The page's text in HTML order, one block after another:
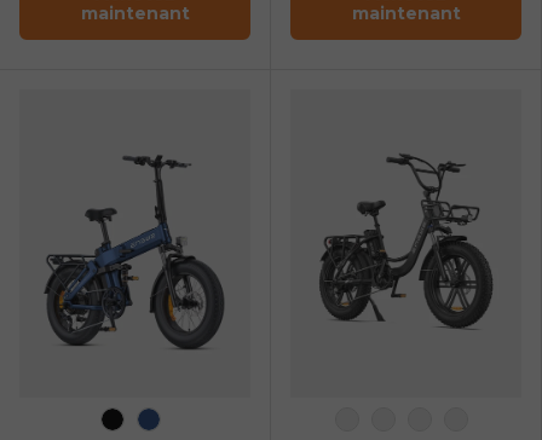
maintenant
maintenant